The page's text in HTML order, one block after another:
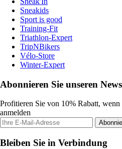
Sneakids
Sport is good
Training-Fit
Triathlon-Expert
TripNBikers
Vélo-Store
Winter-Expert
Abonnieren Sie unseren
Profitieren Sie von 10% Rabatt,
anmelden
Bleiben Sie in Verbindung